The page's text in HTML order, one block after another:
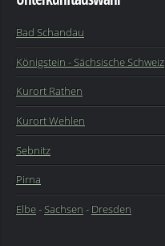
Bad Schandau
Königstein - Sächsische Schweiz
Kurort Rathen
Kurort Wehlen
Sebnitz
Pirna
Elbe-Sachsen - Dresden